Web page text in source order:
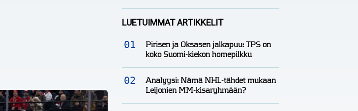
LUETUIMMAT ARTIKKELIT
Pirisen ja Oksasen jalkapuu: TPS on
koko Suomi-kiekon homepilkku
Analyysi: Nämä NHL-tähdet mukaan
Leijonien MM-kisaryhmään?